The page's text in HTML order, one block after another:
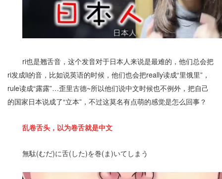
ri也是翘舌音，这个发音对于日本人来说是最难的，他们总会把
ri发成li的音，比如说英语的时候，他们也会把really读成“里饿里”，
rule读成“露露”…歪里古德~所以他们说中文时候也不例外，把自己
的国家日本说成了“立本”，不过这莫名有点萌的感觉是怎么回事？
乱卷舌头，以为卷舌就是中文
無駄(むだ)に舌(した)を巻(ま)いてしまう